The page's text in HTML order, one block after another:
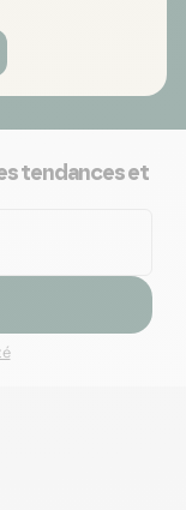
tendances et